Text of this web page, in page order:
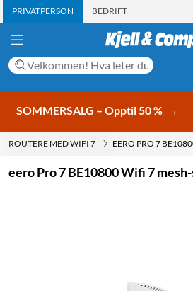
PRIVATPERSON BEDRIFT
SOMMERSALG – Opptil 50 % →
ROUTERE MED WIFI 7
eero Pro 7 BE10800 Wifi 7